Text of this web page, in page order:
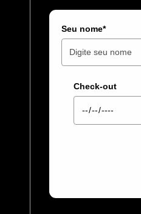
Seu nome*
Check-out